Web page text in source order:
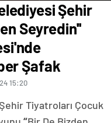
Şehir
Seyredin''
Şafak
15:20
Tiyatroları Çocuk